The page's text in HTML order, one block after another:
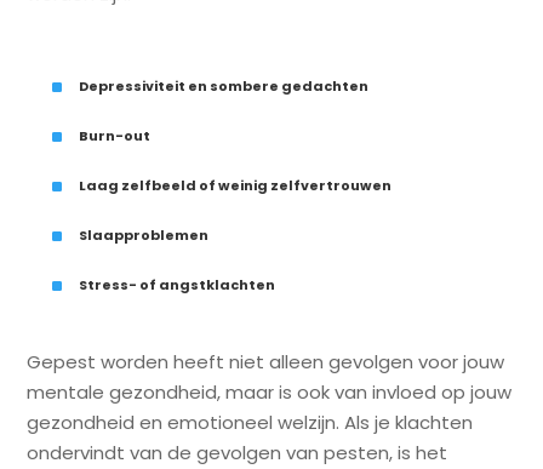
^ Depressiviteit en sombere gedachten
^ Burn-out
^ Laag zelfbeeld of weinig zelfvertrouwen
^ Slaapproblemen
^ Stress- of angstklachten
Gepest worden heeft niet alleen gevolgen voor jouw
mentale gezondheid, maar is ook van invloed op jouw
gezondheid en emotioneel welzijn. Als je klachten
ondervindt van de gevolgen van pesten, is het